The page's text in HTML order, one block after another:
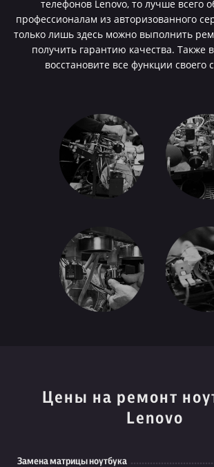
телефонов Lenovo, то лучше всего
профессионалам из авторизованного
только лишь здесь можно выполнить
получить гарантию качества. Также
восстановите все функции своего
Цены на ремонт
Lenovo
Замена матрицы ноутбука